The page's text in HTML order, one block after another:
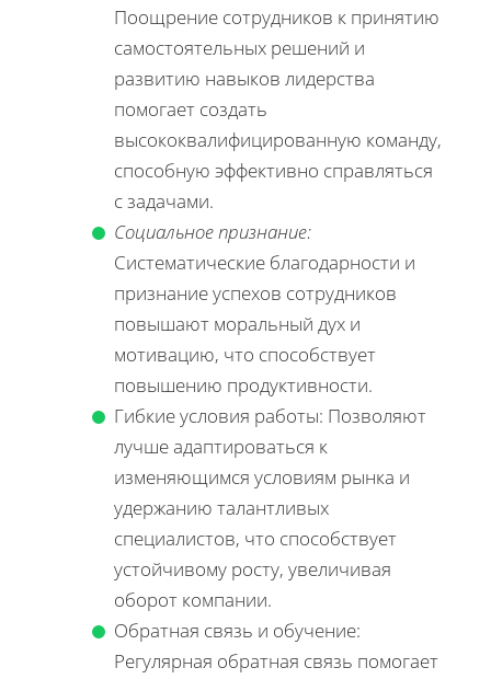
Поощрение сотрудников к принятию
самостоятельных решений и
развитию навыков лидерства
помогает создать
высококвалифицированную команду,
способную эффективно справляться
с задачами.
Социальное признание:
Систематические благодарности и
признание успехов сотрудников
повышают моральный дух и
мотивацию, что способствует
повышению продуктивности.
Гибкие условия работы: Позволяют
лучше адаптироваться к
изменяющимся условиям рынка и
удержанию талантливых
специалистов, что способствует
устойчивому росту, увеличивая
оборот компании.
Обратная связь и обучение:
Регулярная обратная связь помогает